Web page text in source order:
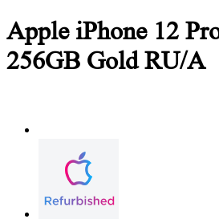
Apple iPhone 12
256GB Gold RU/A